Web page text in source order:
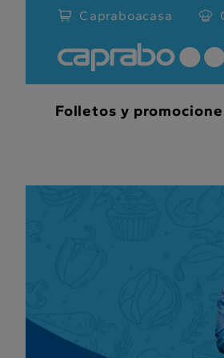
label.access.jump.content???
Capraboacasa
Folletos y